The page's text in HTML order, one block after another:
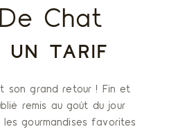
Chat
UN TARIF
son grand retour ! Fin et
remis au goût du jour
gourmandises favorites